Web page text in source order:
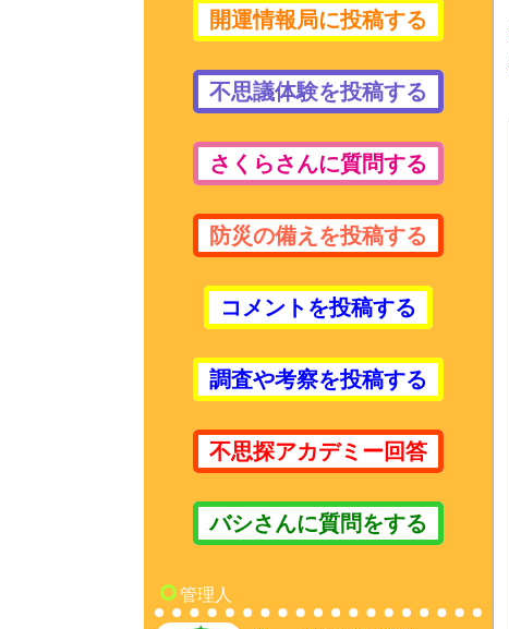
開運情報局に投稿する
不思議体験を投稿する
さくらさんに質問する
防災の備えを投稿する
コメントを投稿する
調査や考察を投稿する
不思探アカデミー回答
バシさんに質問をする
管理人